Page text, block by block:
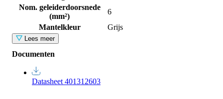
Nom. geleiderdoorsnede
(mm²)
6
Mantelkleur
Grijs
Lees meer
Documenten
Datasheet 401312603